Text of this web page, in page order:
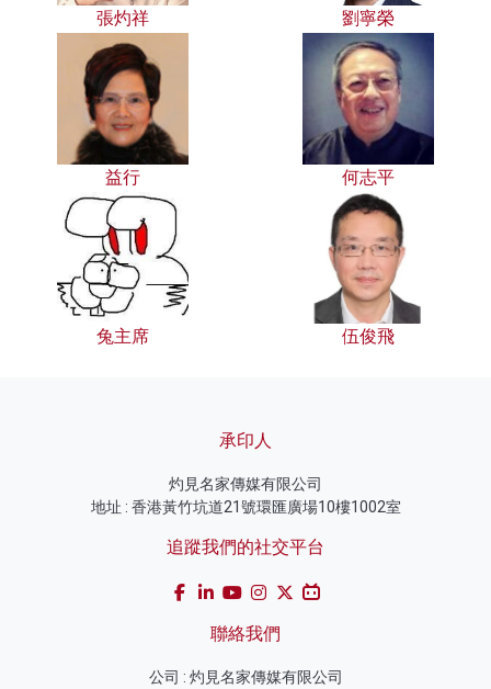
張灼祥 劉寧榮
益行 何志平
兔主席 伍俊飛
承印人
灼見名家傳媒有限公司
地址 : 香港黃竹坑道21號環匯廣場10樓1002室
追蹤我們的社交平台
聯絡我們
公司 : 灼見名家傳媒有限公司